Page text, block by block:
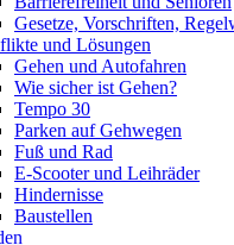
Gesetze, Vorschriften,
und Lösungen
Gehen und Autofahren
Wie sicher ist Gehen?
Tempo 30
Parken auf Gehwegen
Fuß und Rad
E-Scooter und Leihräder
Hindernisse
Baustellen